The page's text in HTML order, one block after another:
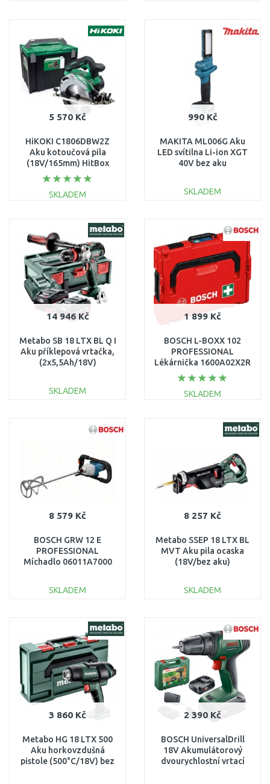
Porovnat
5 570 Kč
HiKOKI C1806DBW2Z
Aku kotoučová pila
(18V/165mm) HitBox
(Bez aku. a nabíječky)
SKLADEM
Porovnat
990 Kč
MAKITA ML006G Aku
LED svítilna Li-ion XGT
40V bez aku
SKLADEM
Porovnat
14 946 Kč
Metabo SB 18 LTX BL Q I
Aku příklepová vrtačka,
(2x5,5Ah/18V)
SKLADEM
1 899 Kč
BOSCH L-BOXX 102
PROFESSIONAL
Lékárnička 1600A02X2R
SKLADEM
8 579 Kč
BOSCH GRW 12 E
PROFESSIONAL
Míchadlo 06011A7000
SKLADEM
Porovnat
8 257 Kč
Metabo SSEP 18 LTX BL
MVT Aku pila ocaska
(18V/bez aku)
SKLADEM
Porovnat
3 860 Kč
Metabo HG 18 LTX 500
Aku horkovzdušná
pistole (500°C/18V) bez
2 390 Kč
BOSCH UniversalDrill
18V Akumulátorový
dvourychlostní vrtací